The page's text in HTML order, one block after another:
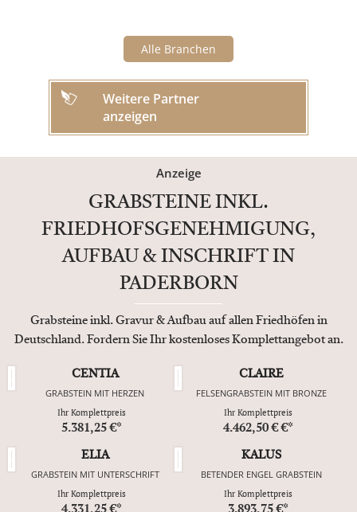
Alle Branchen
Weitere Partner
anzeigen
Anzeige
GRABSTEINE INKL.
FRIEDHOFSGENEHMIGUNG,
AUFBAU & INSCHRIFT IN
PADERBORN
Grabsteine inkl. Gravur & Aufbau auf allen Friedhöfen in
Deutschland. Fordern Sie Ihr kostenloses Komplettangebot an.
CENTIA
GRABSTEIN MIT HERZEN
Ihr Komplettpreis
5.381,25 €*
CLAIRE
FELSENGRABSTEIN MIT BRONZE
Ihr Komplettpreis
4.462,50 € €*
ELIA
GRABSTEIN MIT UNTERSCHRIFT
Ihr Komplettpreis
4.331,25 €*
KALUS
BETENDER ENGEL GRABSTEIN
Ihr Komplettpreis
3.893,75 €*